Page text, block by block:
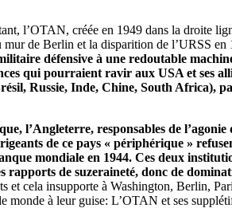
l’OTAN, créée en 1949 dans la droite
de Berlin et la disparition de l’URSS
défensive à une redoutable
qui pourraient ravir aux USA et ses
Russie, Inde, Chine, South Africa),
l’Angleterre, responsables de
de ce pays « périphérique »
mondiale en 1944. Ces deux
rapports de suzeraineté, donc de
cela insupporte à Washington, Berlin,
monde à leur guise: L’OTAN et ses